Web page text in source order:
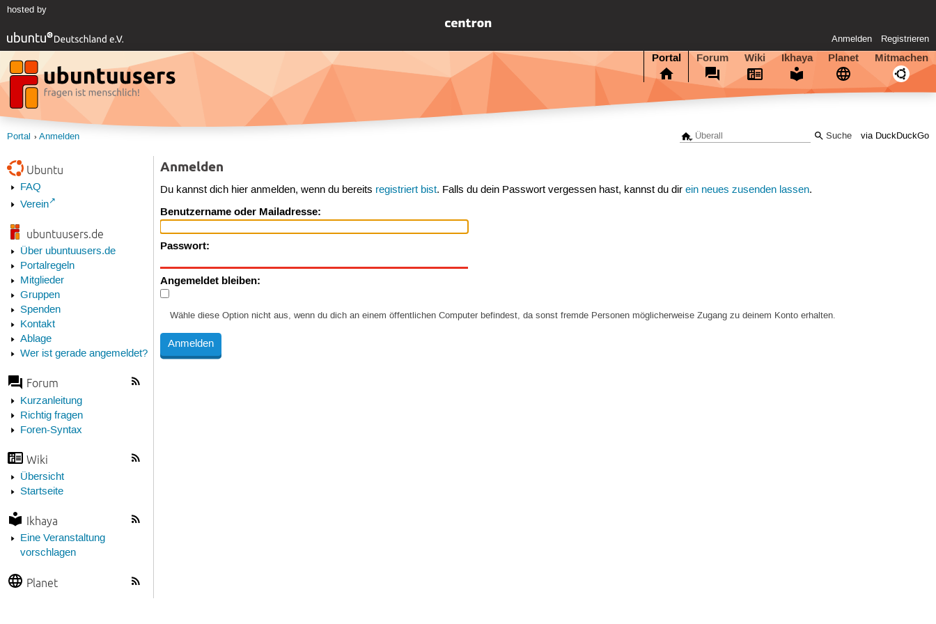
hosted by
Anmelden Registrieren
Portal Forum Wiki Ikhaya Planet Mitmachen
via DuckDuckGo
Portal Anmelden
Ubuntu
FAQ
Verein
ubuntuusers.de
Über ubuntuusers.de
Portalregeln
Mitglieder
Gruppen
Spenden
Kontakt
Ablage
Wer ist gerade angemeldet?
Forum
Kurzanleitung
Richtig fragen
Foren-Syntax
Wiki
Übersicht
Startseite
Ikhaya
Eine Veranstaltung
vorschlagen
Planet
Anmelden
Du kannst dich hier anmelden, wenn du bereits registriert bist. Falls du dein Passwort vergessen hast, kannst du direin neues zusenden lassen.
Benutzername oder Mailadresse:
Passwort:
Angemeldet bleiben:
Wähle diese Option nicht aus, wenn du dich an einem öffentlichen Computer befindest, da sonst fremde Personen möglicherweise Zugang zu deinem Konto erhalten.